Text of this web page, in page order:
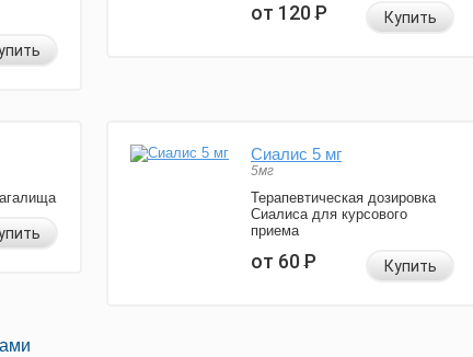
от 120Р Купить
Сиалис 5 мг
5мг
Терапевтическая дозировка
Сиалиса для курсового
приема
от 60Р Купить